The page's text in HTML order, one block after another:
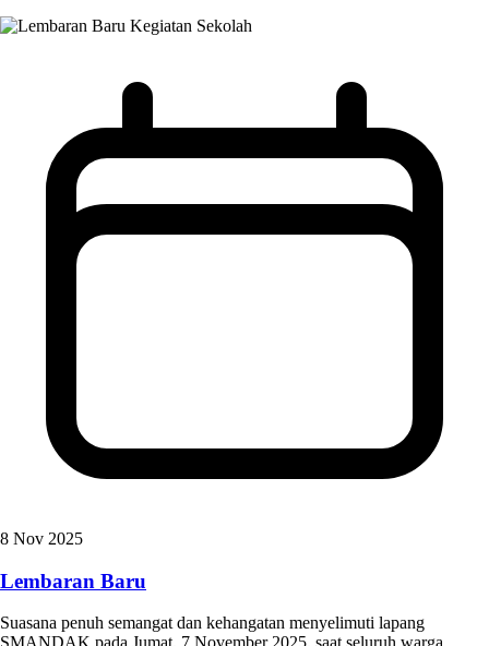
Kegiatan Sekolah
8 Nov 2025
Lembaran Baru
Suasana penuh semangat dan kehangatan menyelimuti lapang